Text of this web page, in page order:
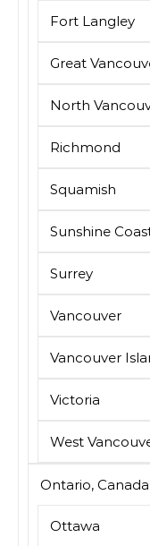
Fort Langley
Great
North
Richmond
Squamish
Sunshine
Surrey
Vancouver
Vancouver
Victoria
West
Ontario, Canada
Ottawa